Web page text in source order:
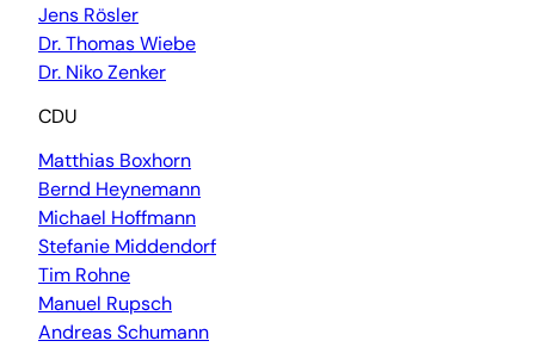
Jens Rösler
Dr. Thomas Wiebe
Dr. Niko Zenker
CDU
Matthias Boxhorn
Bernd Heynemann
Michael Hoffmann
Stefanie Middendorf
Tim Rohne
Manuel Rupsch
Andreas Schumann